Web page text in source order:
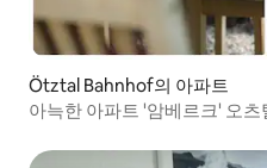
Ötztal Bahnhof의 아파트
아늑한 아파트 '암베르크' 오